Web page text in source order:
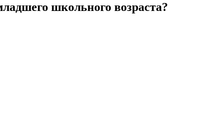
школьного возраста?